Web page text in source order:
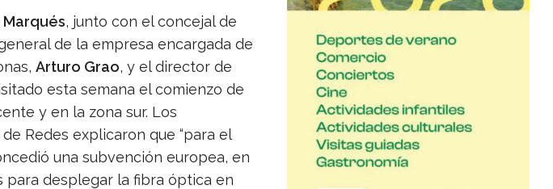
Marqués, junto con el concejal de
de la empresa encargada de
Arturo Grao, y el director de
esta semana el comienzo de
y en la zona sur. Los
Redes explicaron que “para el
una subvención europea, en
para desplegar la fibra óptica en